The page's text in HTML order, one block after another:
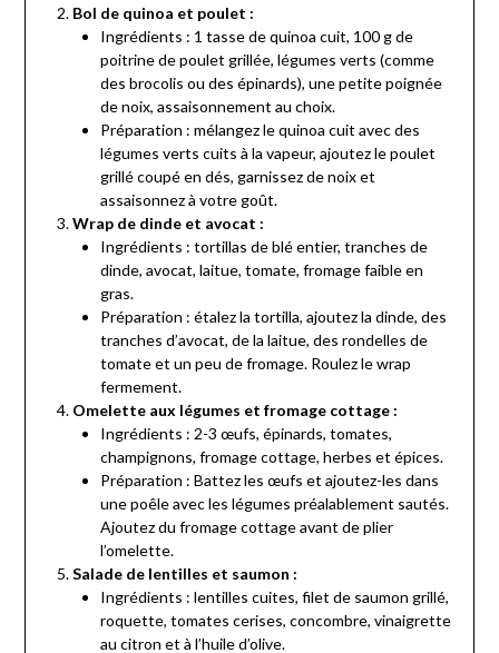
Bol de quinoa et poulet :
Ingrédients : 1 tasse de quinoa cuit, 100 g de
poitrine de poulet grillée, légumes verts (comme
des brocolis ou des épinards), une petite poignée
de noix, assaisonnement au choix.
Préparation : mélangez le quinoa cuit avec des
légumes verts cuits à la vapeur, ajoutez le poulet
grillé coupé en dés, garnissez de noix et
assaisonnez à votre goût.
Wrap de dinde et avocat :
Ingrédients : tortillas de blé entier, tranches de
dinde, avocat, laitue, tomate, fromage faible en
gras.
Préparation : étalez la tortilla, ajoutez la dinde, des
tranches d’avocat, de la laitue, des rondelles de
tomate et un peu de fromage. Roulez le wrap
fermement.
Omelette aux légumes et fromage cottage :
Ingrédients : 2-3 œufs, épinards, tomates,
champignons, fromage cottage, herbes et épices.
Préparation : Battez les œufs et ajoutez-les dans
une poêle avec les légumes préalablement sautés.
Ajoutez du fromage cottage avant de plier
l’omelette.
Salade de lentilles et saumon :
Ingrédients : lentilles cuites, filet de saumon grillé,
roquette, tomates cerises, concombre, vinaigrette
au citron et à l’huile d’olive.